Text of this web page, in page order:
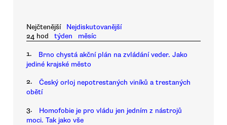
Nejčtenější
Nejdiskutovanější
24 hod
týden měsíc
1.
Brno chystá akční plán na zvládání veder. Jako
jediné krajské město
2.
Český orloj nepotrestaných viníků a trestaných
obětí
3.
Homofobie je pro vládu jen jedním z nástrojů
moci. Tak jako vše